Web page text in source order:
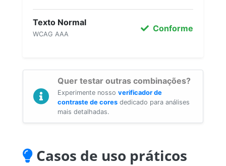
Texto Normal
WCAG AAA
Conforme
Quer testar outras combinações?
Experimente nosso verificador de
contraste de cores dedicado para análises
mais detalhadas.
Casos de uso práticos